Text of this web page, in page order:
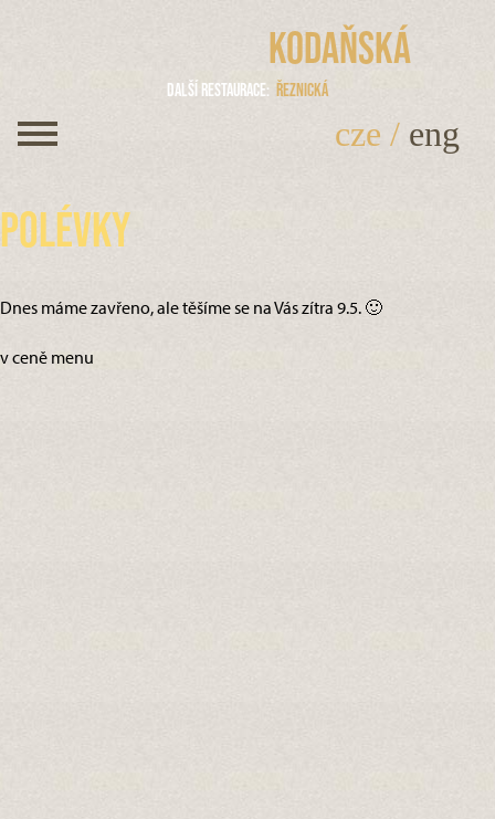
Kodaňská
Další restaurace Řeznická
cze / eng
Polévky
Dnes máme zavřeno, ale těšíme se na Vás zítra 9.5. 🙂
v ceně menu